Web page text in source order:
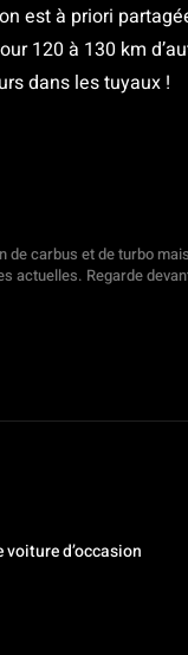
est à priori
120 à 130 km
dans les tuyaux !
de carbus et de turbo
actuelles. Regarde
d’occasion